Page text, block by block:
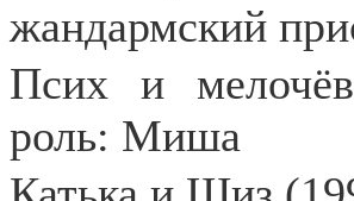
жандармский
Псих и
роль: Миша